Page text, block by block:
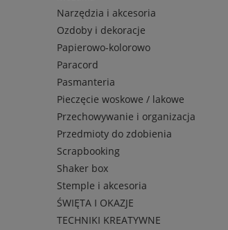
Narzędzia i akcesoria
Ozdoby i dekoracje
Papierowo-kolorowo
Paracord
Pasmanteria
Pieczęcie woskowe / lakowe
Przechowywanie i organizacja
Przedmioty do zdobienia
Scrapbooking
Shaker box
Stemple i akcesoria
ŚWIĘTA I OKAZJE
TECHNIKI KREATYWNE